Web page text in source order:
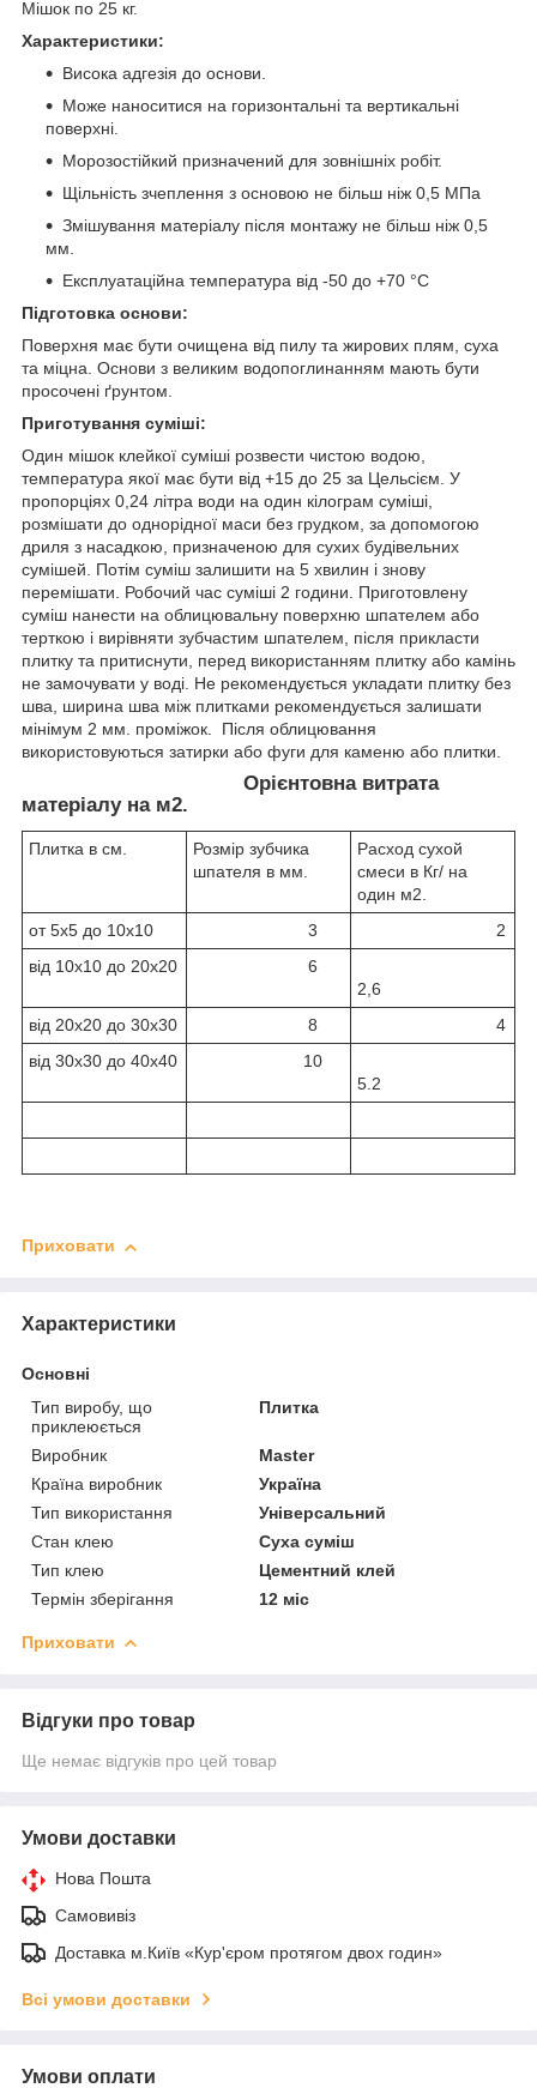
Мішок по 25 кг.
Характеристики:
Висока адгезія до основи.
Може наноситися на горизонтальні та вертикальні
поверхні.
Морозостійкий призначений для зовнішніх робіт.
Щільність зчеплення з основою не більш ніж 0,5 МПа
Змішування матеріалу після монтажу не більш ніж 0,5
мм.
Експлуатаційна температура від -50 до +70 °C
Підготовка основи:
Поверхня має бути очищена від пилу та жирових плям, суха
та міцна. Основи з великим водопоглинанням мають бути
просочені ґрунтом.
Приготування суміші:
Один мішок клейкої суміші розвести чистою водою,
температура якої має бути від +15 до 25 за Цельсієм. У
пропорціях 0,24 літра води на один кілограм суміші,
розмішати до однорідної маси без грудком, за допомогою
дриля з насадкою, призначеною для сухих будівельних
сумішей. Потім суміш залишити на 5 хвилин і знову
перемішати. Робочий час суміші 2 години. Приготовлену
суміш нанести на облицювальну поверхню шпателем або
терткою і вирівняти зубчастим шпателем, після прикласти
плитку та притиснути, перед використанням плитку або камінь
не замочувати у воді. Не рекомендується укладати плитку без
шва, ширина шва між плитками рекомендується залишати
мінімум 2 мм. проміжок. Після облицювання
використовуються затирки або фуги для каменю або плитки.
Орієнтовна витрата
матеріалу на м2.
Плитка в см.
Розмір зубчика
шпателя в мм.
Расход сухой
смеси в Кг/ на
один м2.
от 5х5 до 10х10
3
2
від 10х10 до 20х20
6
2,6
від 20х20 до 30х30
8
4
від 30х30 до 40х40
10
5.2
Приховати
Характеристики
Основні
Тип виробу, що
приклеюється
Плитка
Виробник
Master
Країна виробник
Україна
Тип використання
Універсальний
Стан клею
Суха суміш
Тип клею
Цементний клей
Термін зберігання
12 міс
Приховати
Відгуки про товар
Ще немає відгуків про цей товар
Умови доставки
Нова Пошта
Самовивіз
Доставка м.Київ «Кур'єром протягом двох годин»
Всі умови доставки
Умови оплати